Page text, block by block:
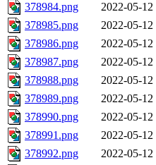
378984.png
2022-05-12
378985.png
2022-05-12
378986.png
2022-05-12
378987.png
2022-05-12
378988.png
2022-05-12
378989.png
2022-05-12
378990.png
2022-05-12
378991.png
2022-05-12
378992.png
2022-05-12